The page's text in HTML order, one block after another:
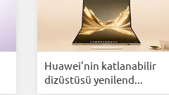
İnstagram Dondurma
Huawei’nin katlanabilir
dizüstüsü yenilend...